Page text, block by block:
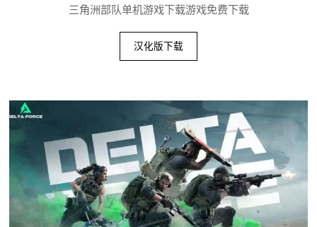
三角洲部队单机游戏下载游戏免费下载
汉化版下载